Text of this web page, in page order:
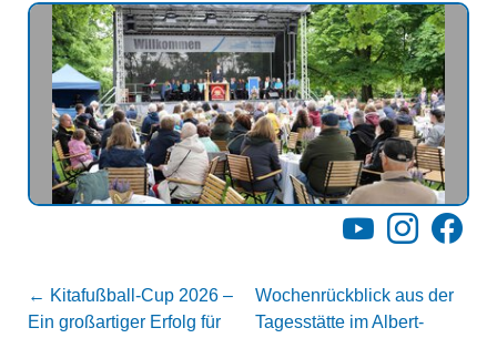
YouTubeInstagram
← Kitafußball-Cup 2026 –
Ein großartiger Erfolg für
Wochenrückblick aus der
Tagesstätte im Albert-